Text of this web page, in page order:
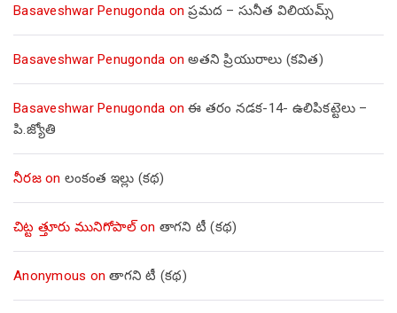
Basaveshwar Penugonda onప్రమద – సునీత విలియమ్స్
Basaveshwar Penugonda onఅతని ప్రియురాలు (కవిత)
Basaveshwar Penugonda onఈ తరం నడక-14- ఉలిపికట్టెలు –
పి.జ్యోతి
నీరజon లంకంత ఇల్లు (కథ)
చిట్ట త్తూరు మునిగోపాల్on తాగని టీ (కథ)
Anonymous onతాగని టీ (కథ)